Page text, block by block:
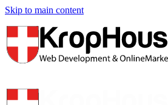
Skip to main content